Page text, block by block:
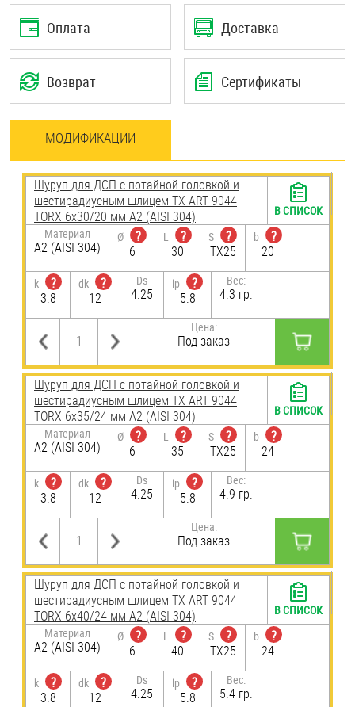
Оплата Доставка
Возврат Сертификаты
МОДИФИКАЦИИ
Шуруп для ДСП с потайной головкой и
шестирадиусным шлицем TX ART 9044
TORX 6х30/20 мм А2 (AISI 304)
Материал
А2 (AISI 304)
Ø
?
6
L
?
30
S
?
TX25
b
?
20
k
?
3.8
dk
?
12
Ds
4.25
lp
?
5.8
Вес:
4.3 гр.
Цена:
Под заказ
В СПИСОК
Шуруп для ДСП с потайной головкой и
шестирадиусным шлицем TX ART 9044
TORX 6х35/24 мм А2 (AISI 304)
Материал
А2 (AISI 304)
Ø
?
6
L
?
35
S
?
TX25
b
?
24
k
?
3.8
dk
?
12
Ds
4.25
lp
?
5.8
Вес:
4.9 гр.
Цена:
Под заказ
В СПИСОК
Шуруп для ДСП с потайной головкой и
шестирадиусным шлицем TX ART 9044
TORX 6х40/24 мм А2 (AISI 304)
Материал
А2 (AISI 304)
Ø
?
6
L
?
40
S
?
TX25
b
?
24
k
?
3.8
dk
?
12
Ds
4.25
lp
?
5.8
Вес:
5.4 гр.
В СПИСОК